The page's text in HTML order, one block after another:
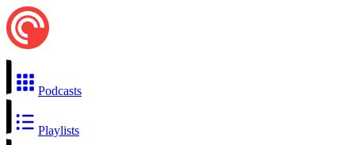
Podcasts
Playlists